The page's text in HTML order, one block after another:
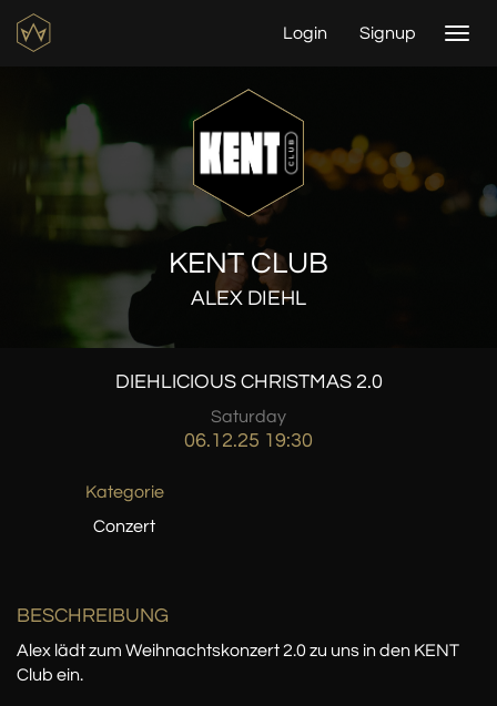
Login Signup
KENT CLUB
ALEX DIEHL
DIEHLICIOUS CHRISTMAS 2.0
Saturday
06.12.25 19:30
Kategorie
Conzert
BESCHREIBUNG
Alex lädt zum Weihnachtskonzert 2.0 zu uns in den KENT
Club ein.